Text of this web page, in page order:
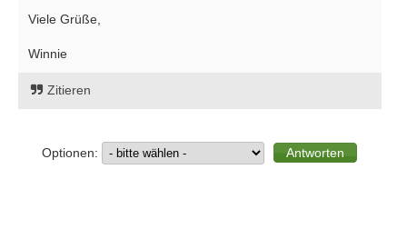
Viele Grüße,
Winnie
Zitieren
Optionen: